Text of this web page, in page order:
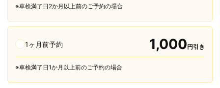
※車検満了日2か月以上前のご予約の場合
1ヶ月前予約 1,000円引き
※車検満了日1か月以上前のご予約の場合